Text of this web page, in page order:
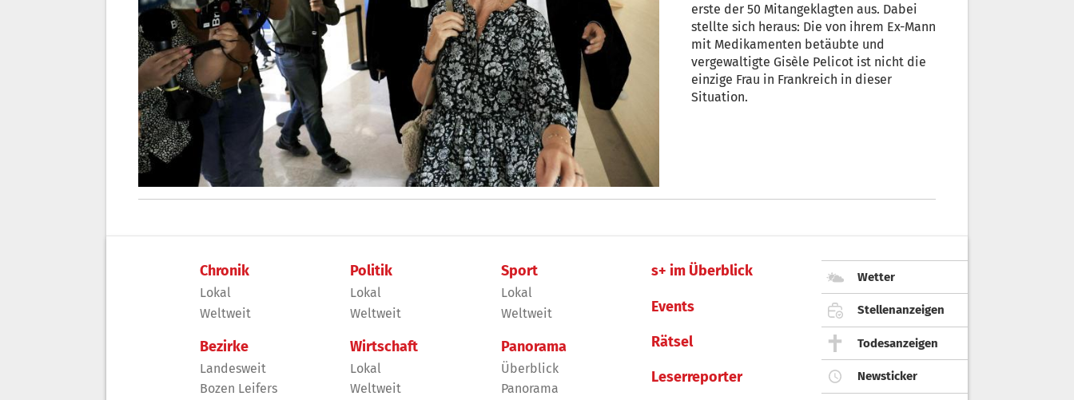
erste der 50 Mitangeklagten aus. Dabei
stellte sich heraus: Die von ihrem Ex-Mann
mit Medikamenten betäubte und
vergewaltigte Gisèle Pelicot ist nicht die
einzige Frau in Frankreich in dieser
Situation.
Chronik
Lokal
Weltweit
Bezirke
Landesweit
Bozen Leifers
Politik
Lokal
Weltweit
Wirtschaft
Lokal
Weltweit
Sport
Lokal
Weltweit
Panorama
Überblick
Panorama
s+ im Überblick
Events
Rätsel
Leserreporter
Wetter
Stellenanzeigen
Todesanzeigen
Newsticker